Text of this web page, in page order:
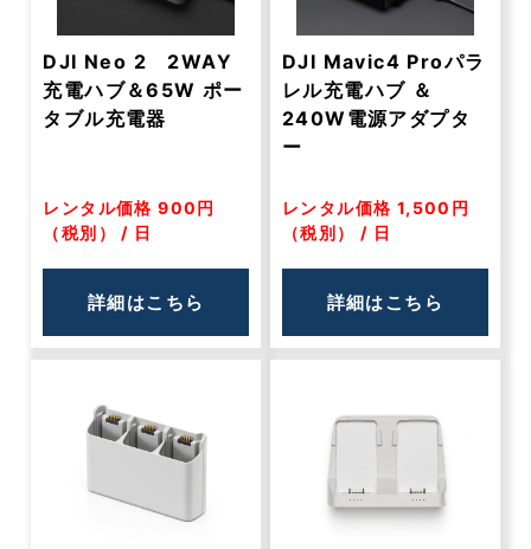
DJI Neo 2 2WAY
充電ハブ＆65W ポー
タブル充電器
レンタル価格 900円
（税別） / 日
詳細はこちら
DJI Mavic4 Proパラ
レル充電ハブ ＆
240W電源アダプタ
ー
レンタル価格 1,500円
（税別） / 日
詳細はこちら